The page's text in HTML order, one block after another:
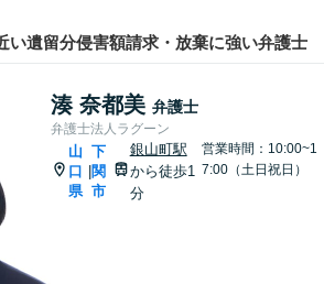
い遺留分侵害額請求・放棄に強い弁護士
湊 奈都美 弁護士
弁護士法人ラグーン
山
口
県
下
関
市
銀山町駅
から徒歩1
分
営業時間：10:00~1
7:00（土日祝日）